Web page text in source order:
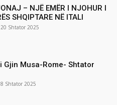
– NJË EMËR I NJOHUR I
SHQIPTARE NË ITALI
20 Shtator 2025
Gjin Musa-Rome- Shtator
8 Shtator 2025